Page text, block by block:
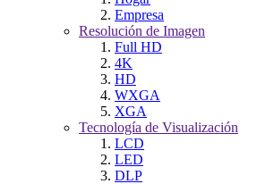
Empresa
Resolución de Imagen
Full HD
4K
HD
WXGA
XGA
Tecnología de Visualización
LCD
LED
DLP